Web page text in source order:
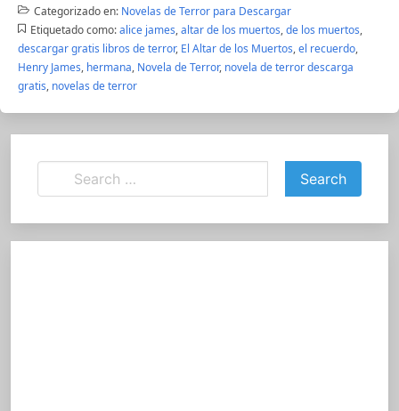
Categorizado en: Novelas de Terror para Descargar
Etiquetado como: alice james,altar de los muertos,de los muertos,
descargar gratis libros de terror, El Altar de los Muertos,el recuerdo,
Henry James, hermana, Novela de Terror, novela de terror descarga
gratis, novelas de terror